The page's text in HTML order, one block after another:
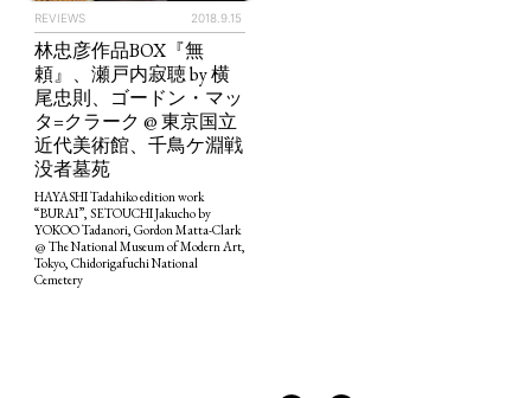
TAGS PEOPLE
ART WORLD CULTURAL ESSAYS
REVIEWS 2018.9.15
林忠彦作品BOX『無
頼』、瀬戸内寂聴 by 横
尾忠則、ゴードン・マッ
タ=クラーク @ 東京国立
近代美術館、千鳥ケ淵戦
没者墓苑
HAYASHI Tadahiko edition work
“BURAI”, SETOUCHI Jakucho by
YOKOO Tadanori, Gordon Matta-Clark
@ The National Museum of Modern Art,
Tokyo, Chidorigafuchi National
Cemetery